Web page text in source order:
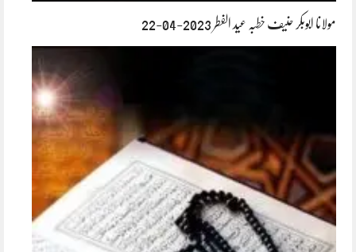
مولانا ابوبکر حنیف خطبہ عید الفطر 2023-04-22